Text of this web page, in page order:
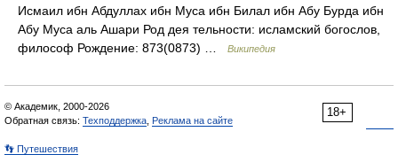
Исмаил ибн Абдуллах ибн Муса ибн Билал ибн Абу Бурда ибн
Абу Муса аль Ашари Род дея тельности: исламский богослов,
философ Рождение: 873(0873) …
Википедия
18+
© Академик, 2000-2026
Обратная связь: Техподдержка Реклама на сайте
👣 Путешествия